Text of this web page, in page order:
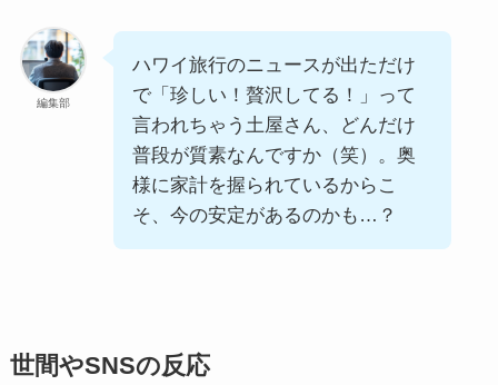
編集部
ハワイ旅行のニュースが出ただけ
で「珍しい！贅沢してる！」って
言われちゃう土屋さん、どんだけ
普段が質素なんですか（笑）。奥
様に家計を握られているからこ
そ、今の安定があるのかも…？
世間やSNSの反応